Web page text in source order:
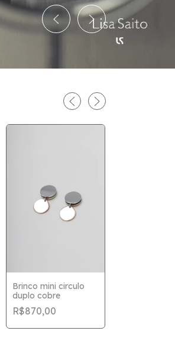
Brinco mini circulo
duplo cobre
R$870,00